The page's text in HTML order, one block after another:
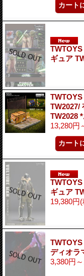
ギュア
TW2027/
TW2028
13,280円
ギュア
19,380円
ディオラ
3,380円